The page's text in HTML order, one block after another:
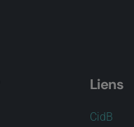
Liens
CidB